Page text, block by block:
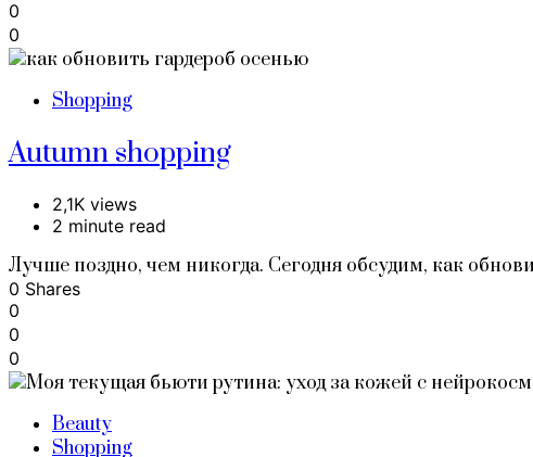
0
0
Shopping
Autumn shopping
2,1K views
2 minute read
Лучше поздно, чем никогда. Сегодня обсудим, как
0 Shares
0
0
0
Beauty
Shopping